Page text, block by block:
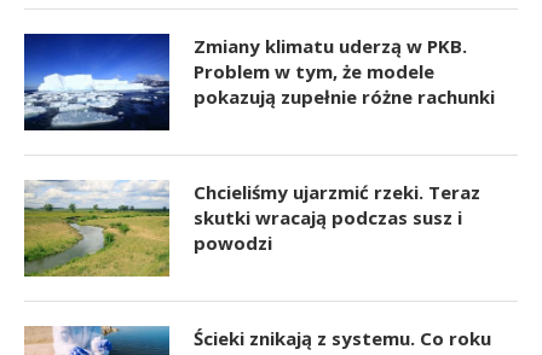
Zmiany klimatu uderzą w PKB.
Problem w tym, że modele
pokazują zupełnie różne rachunki
Chcieliśmy ujarzmić rzeki. Teraz
skutki wracają podczas susz i
powodzi
Ścieki znikają z systemu. Co roku